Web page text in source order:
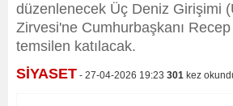
düzenlenecek Üç Deniz Girişimi
Zirvesi'ne Cumhurbaşkanı Recep
temsilen katılacak.
SİYASET - 27-04-2026 19:23 301 kez